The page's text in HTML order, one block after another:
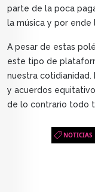
parte de la poca
la música y por ende
A pesar de estas
este tipo de
nuestra cotidianidad.
y acuerdos
de lo contrario todo
NOTICIAS